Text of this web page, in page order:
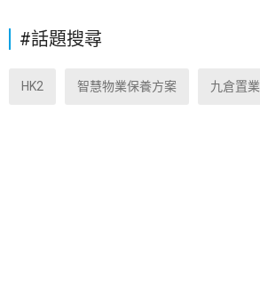
#話題搜尋
HK2 智慧物業保養方案 九倉置業